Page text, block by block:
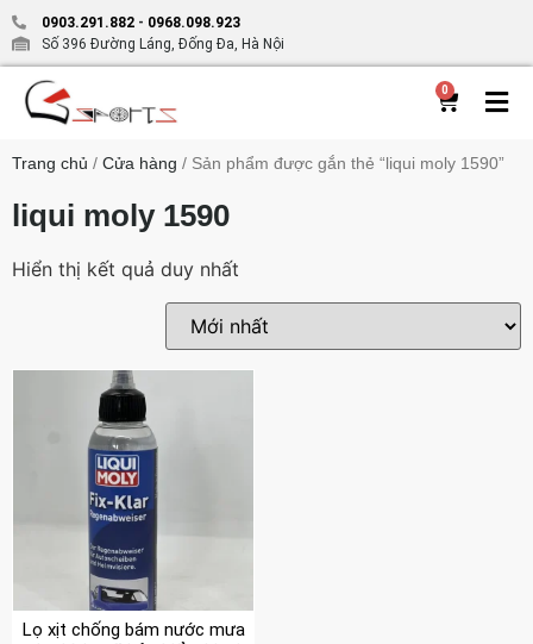
0903.291.882 - 0968.098.923
Số 396 Đường Láng, Đống Đa, Hà Nội
0
Trang chủ / Cửa hàng / Sản phẩm được gắn thẻ “liqui moly 1590”
liqui moly 1590
Hiển thị kết quả duy nhất
Lọ xịt chống bám nước mưa